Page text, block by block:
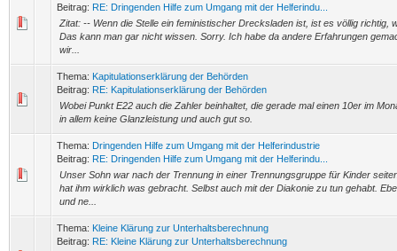
Beitrag: RE: Dringenden Hilfe zum Umgang mit der Helferindu...
Zitat: -- Wenn die Stelle ein feministischer Drecksladen ist, ist es völlig richtig,
Das kann man gar nicht wissen. Sorry. Ich habe da andere Erfahrungen
wir...
Thema: Kapitulationserklärung der Behörden
Beitrag: RE: Kapitulationserklärung der Behörden
Wobei Punkt E22 auch die Zahler beinhaltet, die gerade mal einen 10er im
in allem keine Glanzleistung und auch gut so.
Thema: Dringenden Hilfe zum Umgang mit der Helferindustrie
Beitrag: RE: Dringenden Hilfe zum Umgang mit der Helferindu...
Unser Sohn war nach der Trennung in einer Trennungsgruppe für Kinder
hat ihm wirklich was gebracht. Selbst auch mit der Diakonie zu tun gehabt.
und ne...
Thema: Kleine Klärung zur Unterhaltsberechnung
Beitrag: RE: Kleine Klärung zur Unterhaltsberechnung